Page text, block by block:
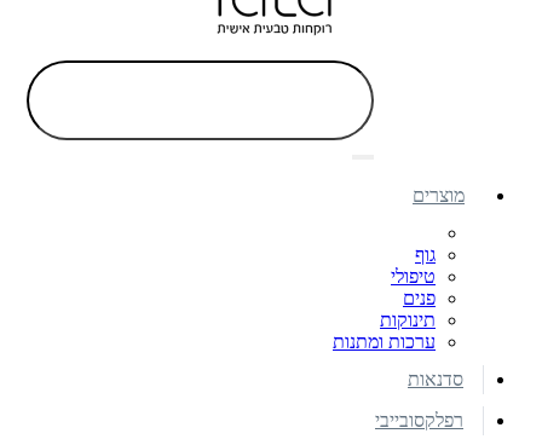
מוצרים
גוף
טיפולי
פנים
תינוקות
ערכות ומתנות
סדנאות
רפלקסובייבי